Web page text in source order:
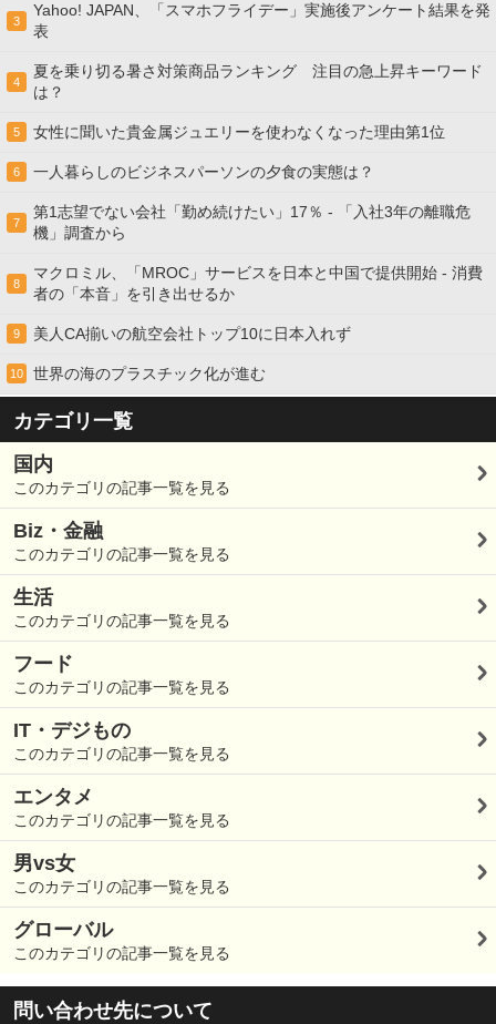
3
Yahoo! JAPAN、「スマホフライデー」実施後アンケート結果を発
表
4
夏を乗り切る暑さ対策商品ランキング 注目の急上昇キーワード
は？
5 女性に聞いた貴金属ジュエリーを使わなくなった理由第1位
6 一人暮らしのビジネスパーソンの夕食の実態は？
7
第1志望でない会社「勤め続けたい」17％ - 「入社3年の離職危
機」調査から
8
マクロミル、「MROC」サービスを日本と中国で提供開始 - 消費
者の「本音」を引き出せるか
9 美人CA揃いの航空会社トップ10に日本入れず
10 世界の海のプラスチック化が進む
カテゴリ一覧
国内
このカテゴリの記事一覧を見る
Biz・金融
このカテゴリの記事一覧を見る
生活
このカテゴリの記事一覧を見る
フード
このカテゴリの記事一覧を見る
IT・デジもの
このカテゴリの記事一覧を見る
エンタメ
このカテゴリの記事一覧を見る
男vs女
このカテゴリの記事一覧を見る
グローバル
このカテゴリの記事一覧を見る
問い合わせ先について